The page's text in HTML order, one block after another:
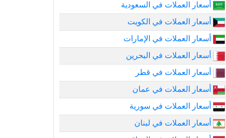
أسعار العملات في السعودية
أسعار العملات في الكويت
أسعار العملات في الإمارات
أسعار العملات في البحرين
أسعار العملات في قطر
أسعار العملات في عمان
أسعار العملات في سورية
أسعار العملات في لبنان